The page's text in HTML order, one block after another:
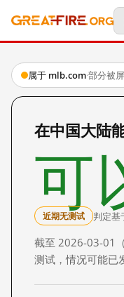
属于 mlb.com·部分被
在中国大陆
可
近期无测试 判定基
截至 2026-03-01
测试，情况可能已